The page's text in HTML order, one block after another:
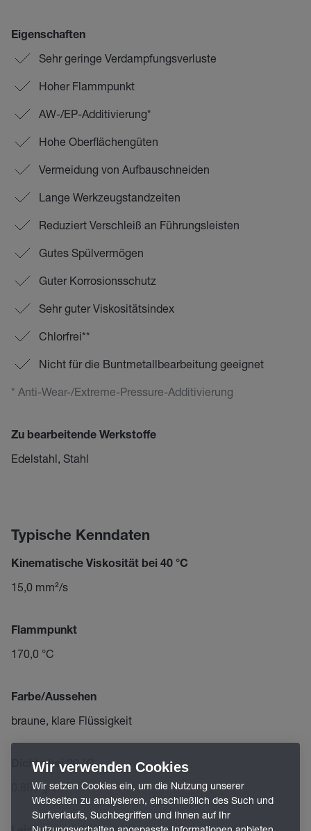
Eigenschaften
Sehr geringe Verdampfungsverluste
Hoher Flammpunkt
AW-/EP-Additivierung*
Hohe Oberflächengüten
Vermeidung von Aufbauschneiden
Lange Werkzeugstandzeiten
Reduziert Verschleiß an Führungsleisten
Gutes Spülvermögen
Guter Korrosionsschutz
Sehr guter Viskositätsindex
Chlorfrei**
Nicht für die Buntmetallbearbeitung geeignet
* Anti-Wear-/Extreme-Pressure-Additivierung
Zu bearbeitende Werkstoffe
Edelstahl, Stahl
Typische Kenndaten
Kinematische Viskosität bei 40 °C
15,0 mm²/s
Flammpunkt
170,0 °C
Farbe/Aussehen
braune, klare Flüssigkeit
Dichte bei 20 °C
0,880 g/cm³
Wir verwenden Cookies
Wir setzen Cookies ein, um die Nutzung unserer
Webseiten zu analysieren, einschließlich des Such und
Surfverlaufs, Suchbegriffen und Ihnen auf Ihr